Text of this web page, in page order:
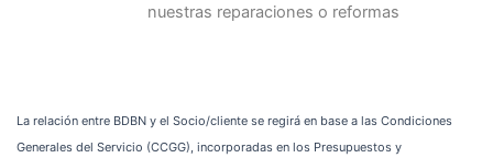
nuestras reparaciones o reformas
La relación entre BDBN y el Socio/cliente se regirá en base a las Condiciones
Generales del Servicio (CCGG), incorporadas en los Presupuestos y